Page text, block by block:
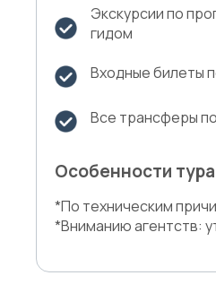
Экскурсии по
гидом
Входные билеты
Все трансферы
Особенности
*По техническим
*Вниманию агентств: